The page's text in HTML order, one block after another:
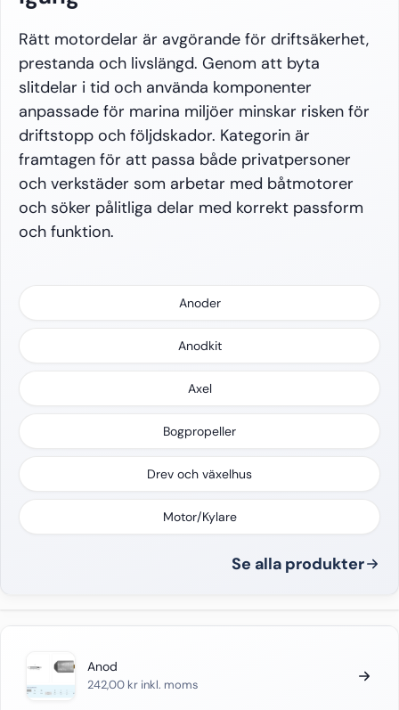
Rätt motordelar är avgörande för driftsäkerhet,
prestanda och livslängd. Genom att byta
slitdelar i tid och använda komponenter
anpassade för marina miljöer minskar risken för
driftstopp och följdskador. Kategorin är
framtagen för att passa både privatpersoner
och verkstäder som arbetar med båtmotorer
och söker pålitliga delar med korrekt passform
och funktion.
Anoder
Anodkit
Axel
Bogpropeller
Drev och växelhus
Motor/Kylare
Se alla produkter
Anod
242,00 kr inkl. moms